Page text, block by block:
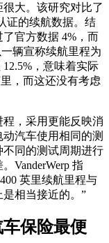
大。该研究对比了
证的续航数据。结
官方数据 4%，而
辆宣称续航里程为
，意味着实际
，而这还没有考虑
，采用更能反映消
汽车使用相同的测
同的测试周期进行
VanderWerp 指
英里续航里程与
相当接近的。”
车保险最便